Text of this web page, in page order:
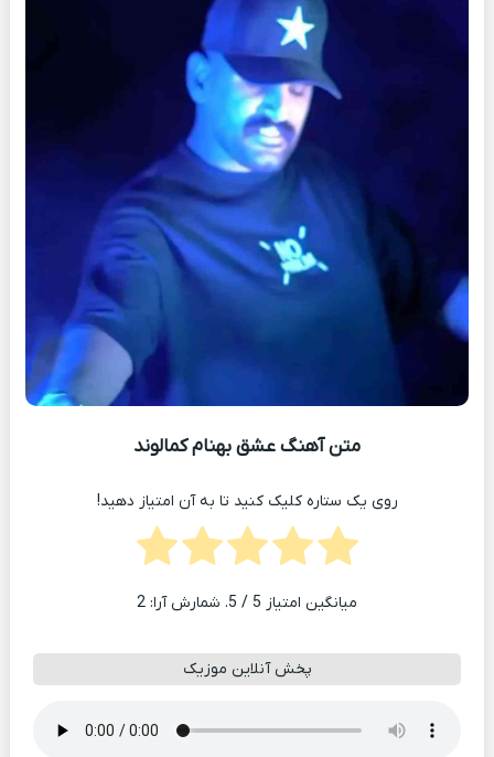
متن آهنگ عشق بهنام کمالوند
روی یک ستاره کلیک کنید تا به آن امتیاز دهید!
میانگین امتیاز 5 / 5. شمارش آرا: 2
پخش آنلاین موزیک